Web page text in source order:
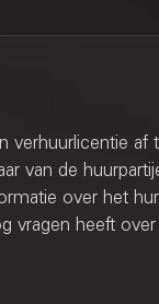
verhuurlicentie
van de
over het
vragen heeft